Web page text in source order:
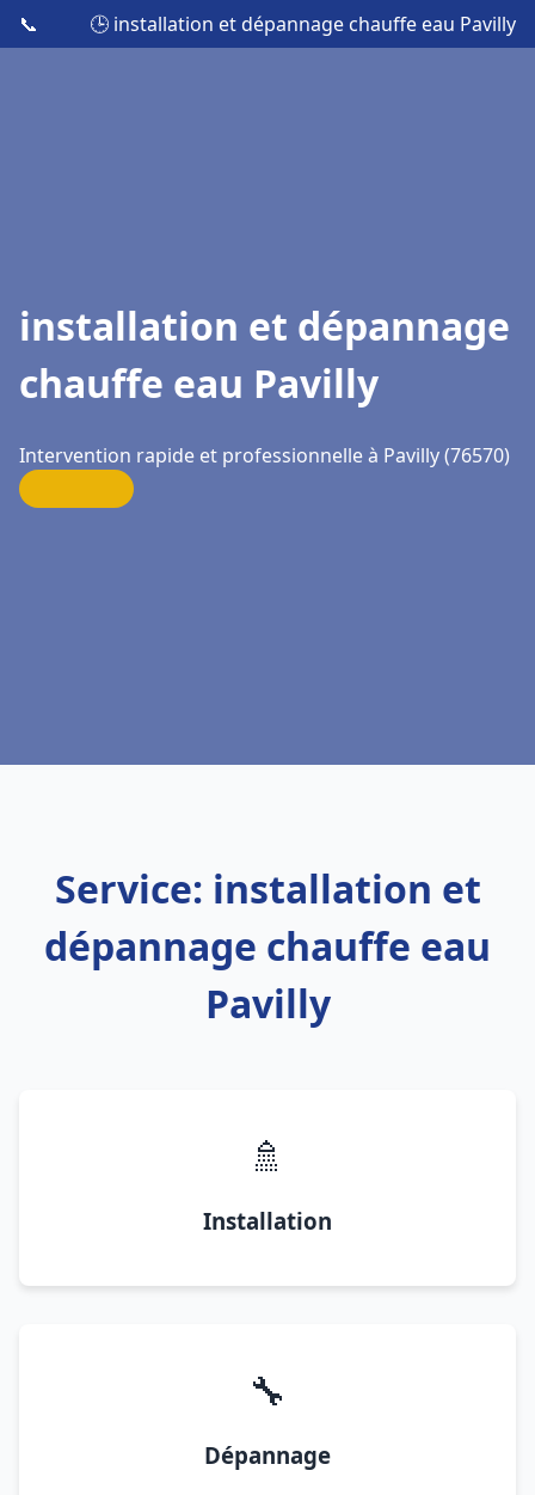
📞 🕒 installation et dépannage chauffe eau Pavilly
installation et dépannage
chauffe eau Pavilly
Intervention rapide et professionnelle à Pavilly (76570)
Service: installation et
dépannage chauffe eau
Pavilly
🚿
Installation
🔧
Dépannage